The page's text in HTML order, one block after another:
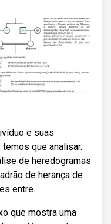
e suas
que analisar.
de heredogramas
de herança de
entre.
que mostra uma